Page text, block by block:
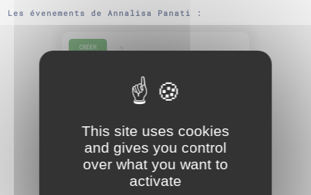
Les évenements de Annalisa Panati :
CRÉER
This site uses cookies
and gives you control
over what you want to
activate